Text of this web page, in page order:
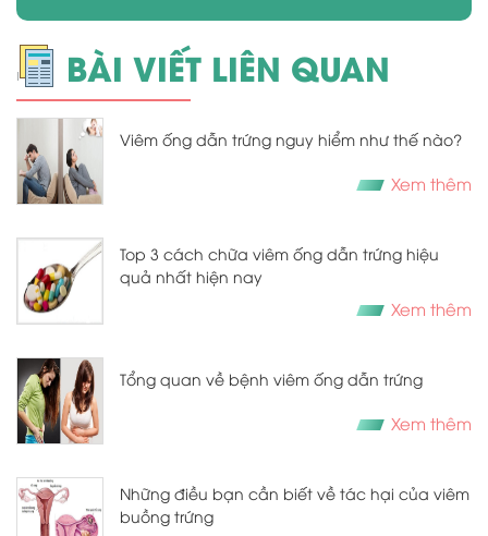
BÀI VIẾT LIÊN QUAN
Viêm ống dẫn trứng nguy hiểm như thế nào?
Xem thêm
Top 3 cách chữa viêm ống dẫn trứng hiệu
quả nhất hiện nay
Xem thêm
Tổng quan về bệnh viêm ống dẫn trứng
Xem thêm
Những điều bạn cần biết về tác hại của viêm
buồng trứng